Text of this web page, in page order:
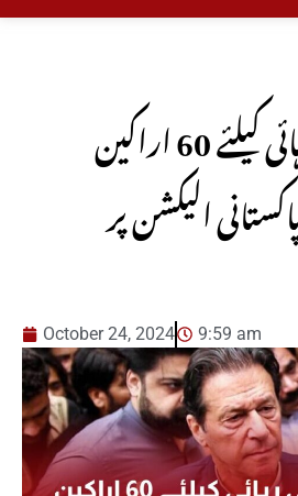
عمران خان کی رہائی کیلئے 60 اراکین
الیکشن پر
October 24, 2024 9:59 am